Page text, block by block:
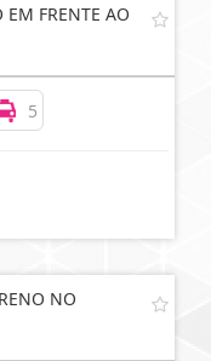
EM FRENTE AO
5
NO